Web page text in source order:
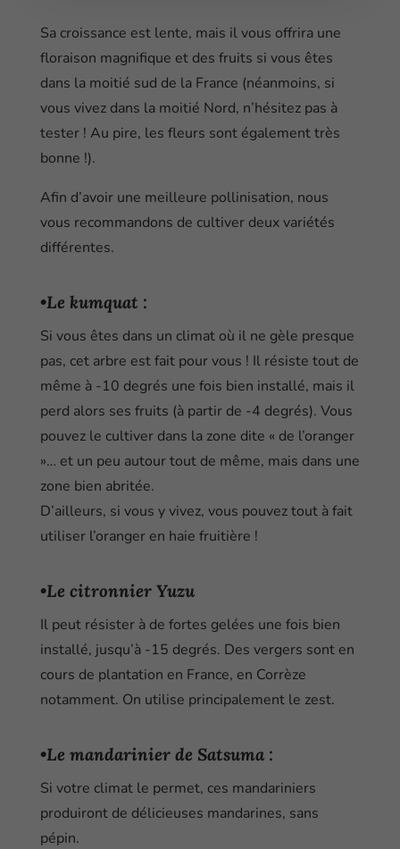
Sa croissance est lente, mais il vous offrira une
floraison magnifique et des fruits si vous êtes
dans la moitié sud de la France (néanmoins, si
vous vivez dans la moitié Nord, n’hésitez pas à
tester ! Au pire, les fleurs sont également très
bonne !).
Afin d’avoir une meilleure pollinisation, nous
vous recommandons de cultiver deux variétés
différentes.
•Le kumquat :
Si vous êtes dans un climat où il ne gèle presque
pas, cet arbre est fait pour vous ! Il résiste tout de
même à -10 degrés une fois bien installé, mais il
perd alors ses fruits (à partir de -4 degrés). Vous
pouvez le cultiver dans la zone dite « de l’oranger
»… et un peu autour tout de même, mais dans une
zone bien abritée.
D’ailleurs, si vous y vivez, vous pouvez tout à fait
utiliser l’oranger en haie fruitière !
•Le citronnier Yuzu
Il peut résister à de fortes gelées une fois bien
installé, jusqu’à -15 degrés. Des vergers sont en
cours de plantation en France, en Corrèze
notamment. On utilise principalement le zest.
•Le mandarinier de Satsuma :
Si votre climat le permet, ces mandariniers
produiront de délicieuses mandarines, sans
pépin.